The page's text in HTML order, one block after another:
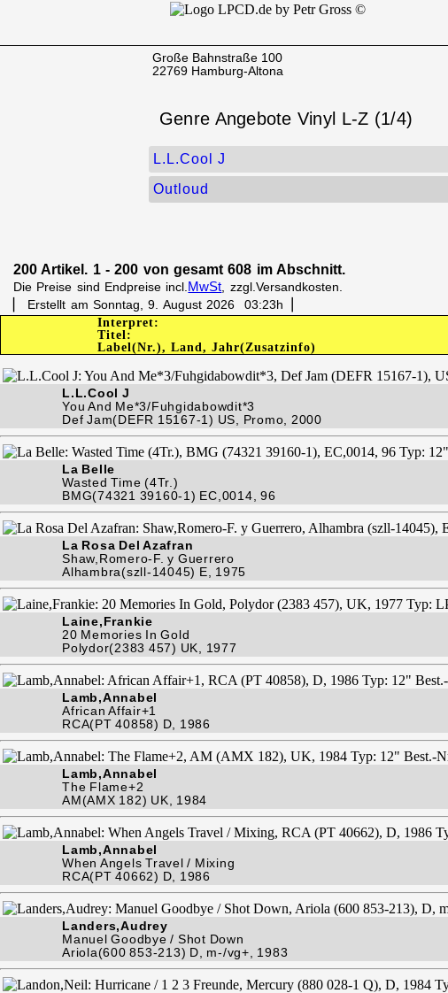
Große Bahnstraße 100
22769 Hamburg-Altona
Genre Angebote Vinyl L-Z (1/4)
L.L.Cool J
Outloud
200 Artikel. 1 - 200 von gesamt 608 im Abschnitt.
Die Preise sind Endpreise incl. MwSt , zzgl.Versandkosten.
▏ Erstellt am Sonntag, 9. August 2026 03:23h▕
Interpret:
Titel:
Label(Nr.), Land, Jahr(Zusatzinfo)
L.L.Cool J
You And Me*3/Fuhgidabowdit*3
Def Jam(DEFR 15167-1) US, Promo, 2000
La Belle
Wasted Time (4Tr.)
BMG(74321 39160-1) EC,0014, 96
La Rosa Del Azafran
Shaw,Romero-F. y Guerrero
Alhambra(szll-14045) E, 1975
Laine,Frankie
20 Memories In Gold
Polydor(2383 457) UK, 1977
Lamb,Annabel
African Affair+1
RCA(PT 40858) D, 1986
Lamb,Annabel
The Flame+2
AM(AMX 182) UK, 1984
Lamb,Annabel
When Angels Travel / Mixing
RCA(PT 40662) D, 1986
Landers,Audrey
Manuel Goodbye / Shot Down
Ariola(600 853-213) D, m-/vg+, 1983